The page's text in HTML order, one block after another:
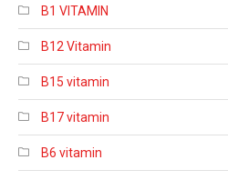
B1 VITAMIN
B12 Vitamin
B15 vitamin
B17 vitamin
B6 vitamin